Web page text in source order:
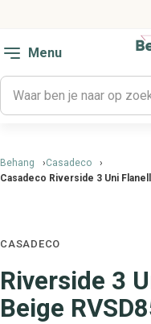
Menu
Behang
Casadeco
Casadeco Riverside 3 Uni
CASADECO
Riverside 3
Beige